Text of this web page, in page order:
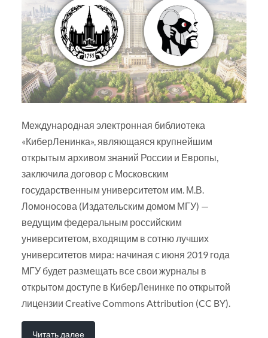
Международная электронная библиотека
«КиберЛенинка», являющаяся крупнейшим
открытым архивом знаний России и Европы,
заключила договор с Московским
государственным университетом им. М.В.
Ломоносова (Издательским домом МГУ) —
ведущим федеральным российским
университетом, входящим в сотню лучших
университетов мира: начиная с июня 2019 года
МГУ будет размещать все свои журналы в
открытом доступе в КиберЛенинке по открытой
лицензии Creative Commons Attribution (CC BY).
Читать далее